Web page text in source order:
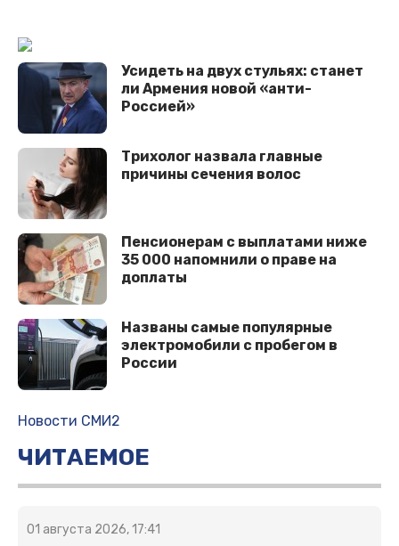
Усидеть на двух стульях: станет
ли Армения новой «анти-
Россией»
Трихолог назвала главные
причины сечения волос
Пенсионерам с выплатами ниже
35 000 напомнили о праве на
доплаты
Названы самые популярные
электромобили с пробегом в
России
Новости СМИ2
ЧИТАЕМОЕ
01 августа 2026, 17:41